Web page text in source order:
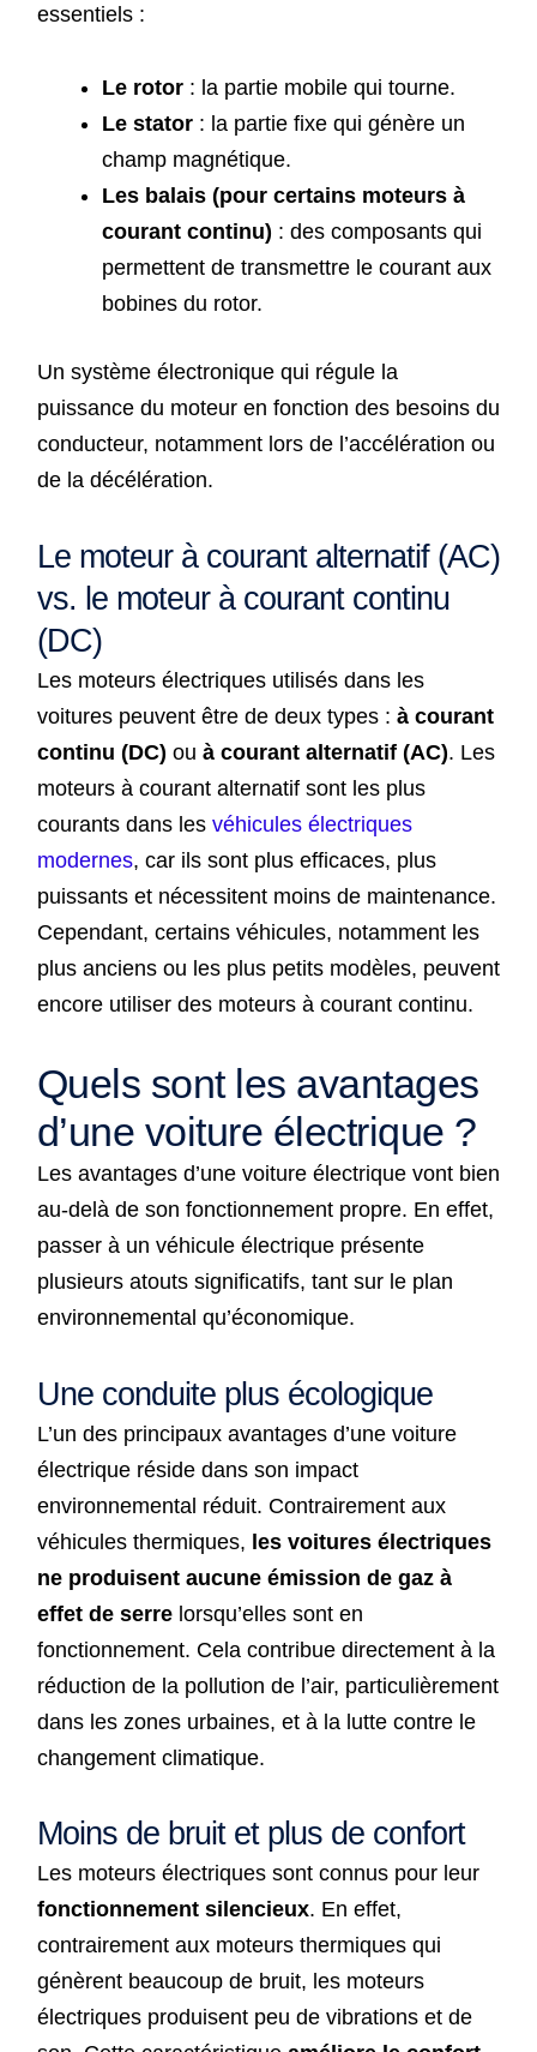
essentiels :
Le rotor: la partie mobile qui tourne.
Le stator: la partie fixe qui génère un
champ magnétique.
Les balais (pour certains moteurs à
courant continu) : des composants qui
permettent de transmettre le courant aux
bobines du rotor.
Un système électronique qui régule la
puissance du moteur en fonction des besoins du
conducteur, notamment lors de l’accélération ou
de la décélération.
Le moteur à courant alternatif (AC)
vs. le moteur à courant continu
(DC)
Les moteurs électriques utilisés dans les
voitures peuvent être de deux types : à courant
continu (DC) ou à courant alternatif (AC). Les
moteurs à courant alternatif sont les plus
courants dans les véhicules électriques
modernes, car ils sont plus efficaces, plus
puissants et nécessitent moins de maintenance.
Cependant, certains véhicules, notamment les
plus anciens ou les plus petits modèles, peuvent
encore utiliser des moteurs à courant continu.
Quels sont les avantages
d’une voiture électrique ?
Les avantages d’une voiture électrique vont bien
au-delà de son fonctionnement propre. En effet,
passer à un véhicule électrique présente
plusieurs atouts significatifs, tant sur le plan
environnemental qu’économique.
Une conduite plus écologique
L’un des principaux avantages d’une voiture
électrique réside dans son impact
environnemental réduit. Contrairement aux
véhicules thermiques, les voitures électriques
ne produisent aucune émission de gaz à
effet de serrelorsqu’elles sont en
fonctionnement. Cela contribue directement à la
réduction de la pollution de l’air, particulièrement
dans les zones urbaines, et à la lutte contre le
changement climatique.
Moins de bruit et plus de confort
Les moteurs électriques sont connus pour leur
fonctionnement silencieux. En effet,
contrairement aux moteurs thermiques qui
génèrent beaucoup de bruit, les moteurs
électriques produisent peu de vibrations et de